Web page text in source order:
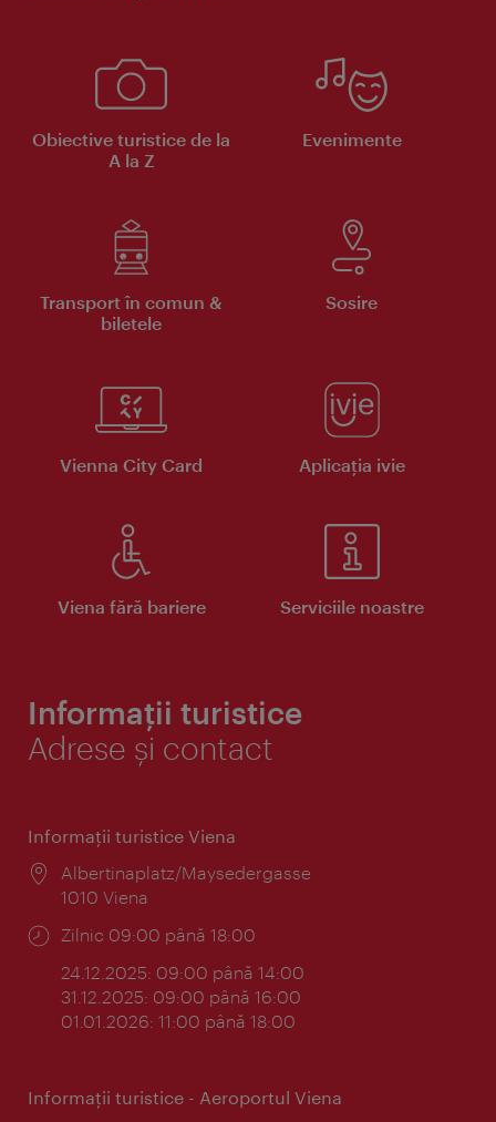
Obiective turistice de la
A la Z
Evenimente
Transport în comun &
biletele
Sosire
Vienna City Card Aplicaţia ivie
Viena fără bariere Serviciile noastre
Informații turistice
Adrese și contact
Informaţii turistice Viena
Locul:
Albertinaplatz/Maysedergasse
1010 Viena
Program:
Zilnic 09:00 până 18:00
24.12.2025: 09:00 până 14:00
31.12.2025: 09:00 până 16:00
01.01.2026: 11:00 până 18:00
Informaţii turistice - Aeroportul Viena